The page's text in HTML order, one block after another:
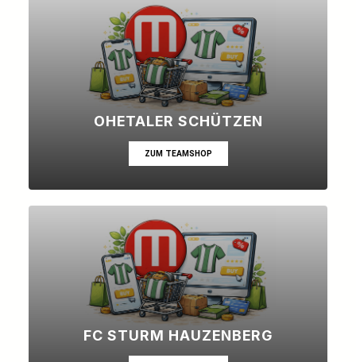
OHETALER SCHÜTZEN
ZUM TEAMSHOP
FC STURM HAUZENBERG